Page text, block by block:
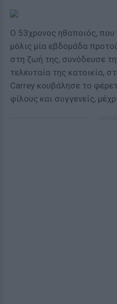
Ο 53χρονος ηθοποιός, που
μόλις μία εβδομάδα
στη ζωή της, συνόδευσε
τελευταία της κατοικία,
Carrey κουβάλησε το
φίλους και συγγενείς,